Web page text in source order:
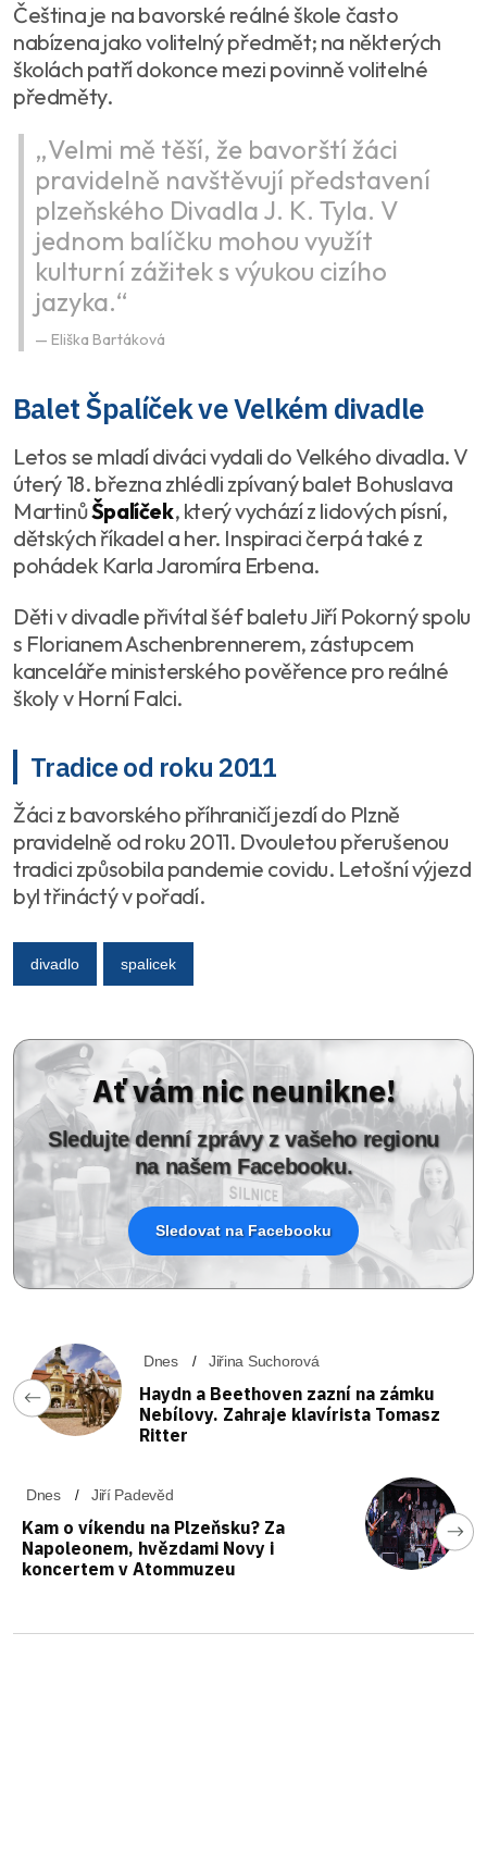
Čeština je na bavorské reálné škole často
nabízena jako volitelný předmět; na některých
školách patří dokonce mezi povinně volitelné
předměty.
„Velmi mě těší, že bavorští žáci
pravidelně navštěvují představení
plzeňského Divadla J. K. Tyla. V
jednom balíčku mohou využít
kulturní zážitek s výukou cizího
jazyka.“
Eliška Bartáková
Balet Špalíček ve Velkém divadle
Letos se mladí diváci vydali do Velkého divadla. V
úterý 18. března zhlédli zpívaný balet Bohuslava
MartinůŠpalíček, který vychází z lidových písní,
dětských říkadel a her. Inspiraci čerpá také z
pohádek Karla Jaromíra Erbena.
Děti v divadle přivítal šéf baletu Jiří Pokorný spolu
s Florianem Aschenbrennerem, zástupcem
kanceláře ministerského pověřence pro reálné
školy v Horní Falci.
Tradice od roku 2011
Žáci z bavorského příhraničí jezdí do Plzně
pravidelně od roku 2011. Dvouletou přerušenou
tradici způsobila pandemie covidu. Letošní výjezd
byl třináctý v pořadí.
divadlo spalicek
Ať vám nic neunikne!
Sledujte denní zprávy z vašeho regionu
na našem Facebooku.
Sledovat na Facebooku
Dnes Jiřina Suchorová
Haydn a Beethoven zazní na zámku
Nebílovy. Zahraje klavírista Tomasz
Ritter
Dnes Jiří Padevěd
Kam o víkendu na Plzeňsku? Za
Napoleonem, hvězdami Novy i
koncertem v Atommuzeu